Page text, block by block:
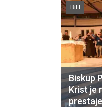
BiH
Biskup
Krist je